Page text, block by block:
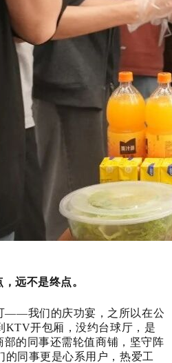
远不是终点。
——我们的庆功宴，之所以在公
KTV开包厢，没约台球厅，是
部的同事还需轮值商铺，坚守阵
的同事更是心系用户，热爱工